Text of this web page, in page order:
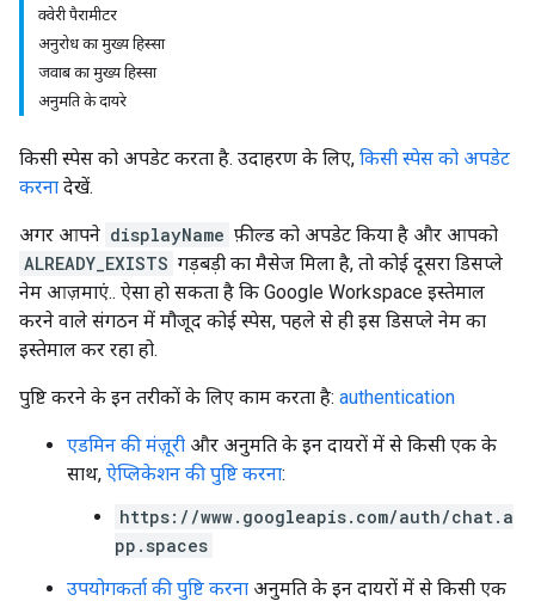
क्वेरी पैरामीटर
अनुरोध का मुख्य हिस्सा
जवाब का मुख्य हिस्सा
अनुमति के दायरे
किसी स्पेस को अपडेट करता है. उदाहरण के लिए, किसी स्पेस को अपडेट
करना देखें.
अगर आपने displayName फ़ील्ड को अपडेट किया है और आपको
ALREADY_EXISTS गड़बड़ी का मैसेज मिला है, तो कोई दूसरा डिसप्ले
नेम आज़माएं.. ऐसा हो सकता है कि Google Workspace इस्तेमाल
करने वाले संगठन में मौजूद कोई स्पेस, पहले से ही इस डिसप्ले नेम का
इस्तेमाल कर रहा हो.
पुष्टि करने के इन तरीकों के लिए काम करता है: authentication
एडमिन की मंज़ूरी और अनुमति के इन दायरों में से किसी एक के
साथ, ऐप्लिकेशन की पुष्टि करना:
https://www.googleapis.com/auth/chat.a
pp.spaces
उपयोगकर्ता की पुष्टि करना अनुमति के इन दायरों में से किसी एक